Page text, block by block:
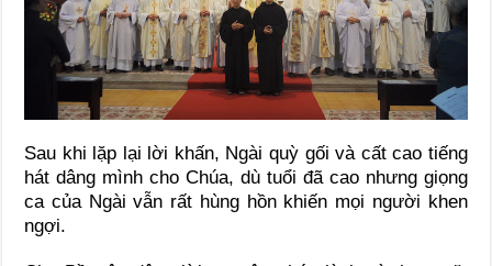
Sau khi lặp lại lời khấn, Ngài quỳ gối và cất cao tiếng
hát dâng mình cho Chúa, dù tuổi đã cao nhưng giọng
ca của Ngài vẫn rất hùng hồn khiến mọi người khen
ngợi.